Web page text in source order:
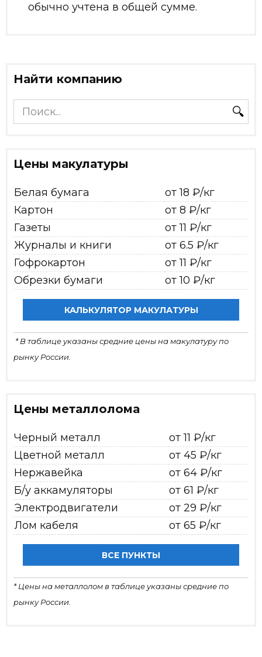
обычно учтена в общей сумме.
Найти компанию
Search
for:
Цены макулатуры
Белая бумага
от 18 ₽/кг
Картон
от 8 ₽/кг
Газеты
от 11 ₽/кг
Журналы и книги
от 6.5 ₽/кг
Гофрокартон
от 11 ₽/кг
Обрезки бумаги
от 10 ₽/кг
КАЛЬКУЛЯТОР МАКУЛАТУРЫ
* В таблице указаны средние цены на макулатуру по
рынку России.
Цены металлолома
Черный металл
от 11 ₽/кг
Цветной металл
от 45 ₽/кг
Нержавейка
от 64 ₽/кг
Б/у аккамуляторы
от 61 ₽/кг
Электродвигатели
от 29 ₽/кг
Лом кабеля
от 65 ₽/кг
ВСЕ ПУНКТЫ
* Цены на металлолом в таблице указаны средние по
рынку России.